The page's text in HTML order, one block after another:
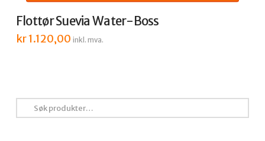
Flottør Suevia Water-Boss
kr1.120,00 inkl. mva.
etter: